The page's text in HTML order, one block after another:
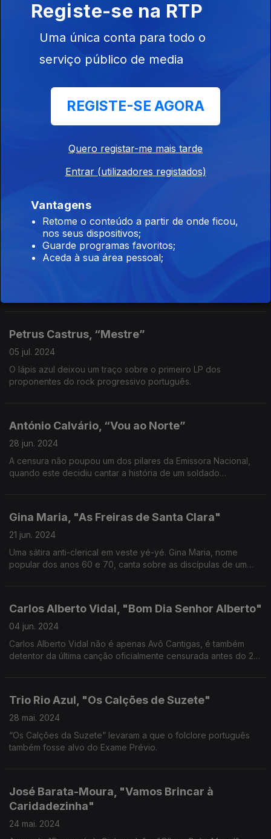
Rock a bandeiras despregadas, para um país de brandos
costumes.
Duarte e Ciríaco, "Este Parte, Aquele Parte"
anos e anos de emigração a salto.
Carlos Mendes, "E Alegre Se Fez Triste"
Hugo Maia de Loureiro, "Gesta"
12 jul. 2024
aos Festivais da Canção de 1970 e 1971.
Petrus Castrus, “Mestre”
05 jul. 2024
O lápis azul deixou um traço sobre o primeiro LP dos
proponentes do rock progressivo português.
António Calvário, “Vou ao Norte”
28 jun. 2024
A censura não poupou um dos pilares da Emissora Nacional,
quando este decidiu cantar a história de um soldado
Gina Maria, "As Freiras de Santa Clara"
21 jun. 2024
Uma sátira anti-clerical em veste yé-yé. Gina Maria, nome
popular dos anos 60 e 70, canta sobre as discípulas de um
Carlos Alberto Vidal, "Bom Dia Senhor Alberto"
04 jun. 2024
Carlos Alberto Vidal não é apenas Avô Cantigas, é também
detentor da última canção oficialmente censurada antes do 25
Trio Rio Azul, "Os Calções de Suzete"
28 mai. 2024
“Os Calções da Suzete” levaram a que o folclore português
também fosse alvo do Exame Prévio.
José Barata-Moura, "Vamos Brincar à
Caridadezinha"
24 mai. 2024
Registe-se na RTP
Uma única conta para todo o
serviço público de media
REGISTE-SE AGORA
Quero registar-me mais tarde
Entrar (utilizadores registados)
Vantagens
Retome o conteúdo a partir de onde ficou,
nos seus dispositivos;
Guarde programas favoritos;
Aceda à sua área pessoal;